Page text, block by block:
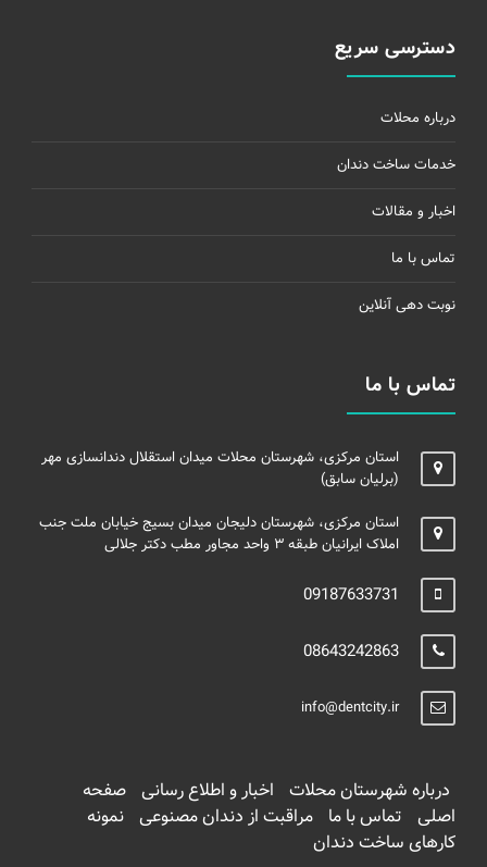
دسترسی سریع
درباره محلات
خدمات ساخت دندان
اخبار و مقالات
تماس با ما
نوبت دهی آنلاین
تماس با ما
استان مرکزی، شهرستان محلات میدان استقلال دندانسازی مهر
(برلیان سابق)
استان مرکزی، شهرستان دلیجان میدان بسیج خیابان ملت جنب
املاک ایرانیان طبقه ۳ واحد مجاور مطب دکتر جلالی
09187633731
08643242863
info@dentcity.ir
درباره شهرستان محلات اخبار و اطلاع رسانی صفحه
اصلی تماس با ما مراقبت از دندان مصنوعی نمونه
کارهای ساخت دندان